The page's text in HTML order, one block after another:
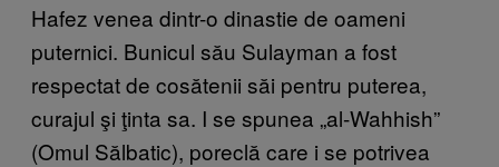
Hafez venea dintr-o dinastie de oameni
puternici. Bunicul său Sulayman a fost
respectat de cosătenii săi pentru puterea,
curajul şi ţinta sa. I se spunea „al-Wahhish”
(Omul Sălbatic), poreclă care i se potrivea